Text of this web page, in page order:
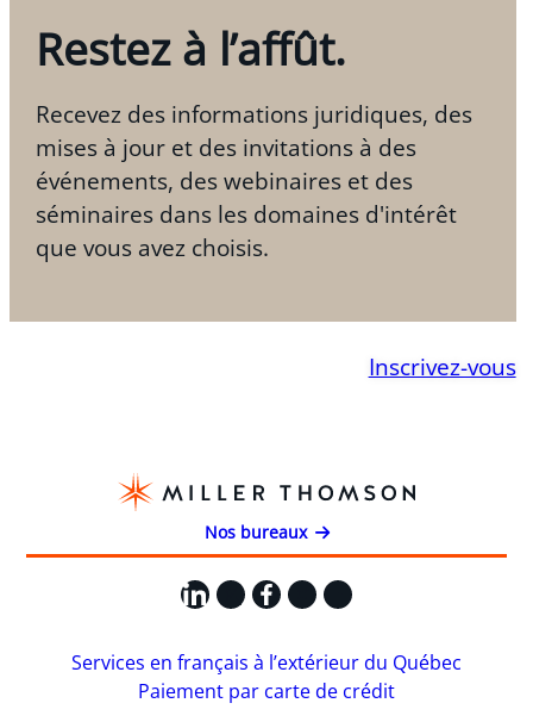
Restez à l’affût.
Recevez des informations juridiques, des
mises à jour et des invitations à des
événements, des webinaires et des
séminaires dans les domaines d'intérêt
que vous avez choisis.
Inscrivez-vous
Nos bureaux
LinkedIn
X Facebook
Instagram
YouTube
Services en français à l’extérieur du Québec
Paiement par carte de crédit